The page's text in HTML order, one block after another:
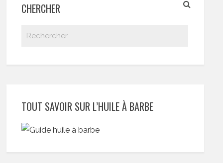
CHERCHER
TOUT SAVOIR SUR L’HUILE À BARBE